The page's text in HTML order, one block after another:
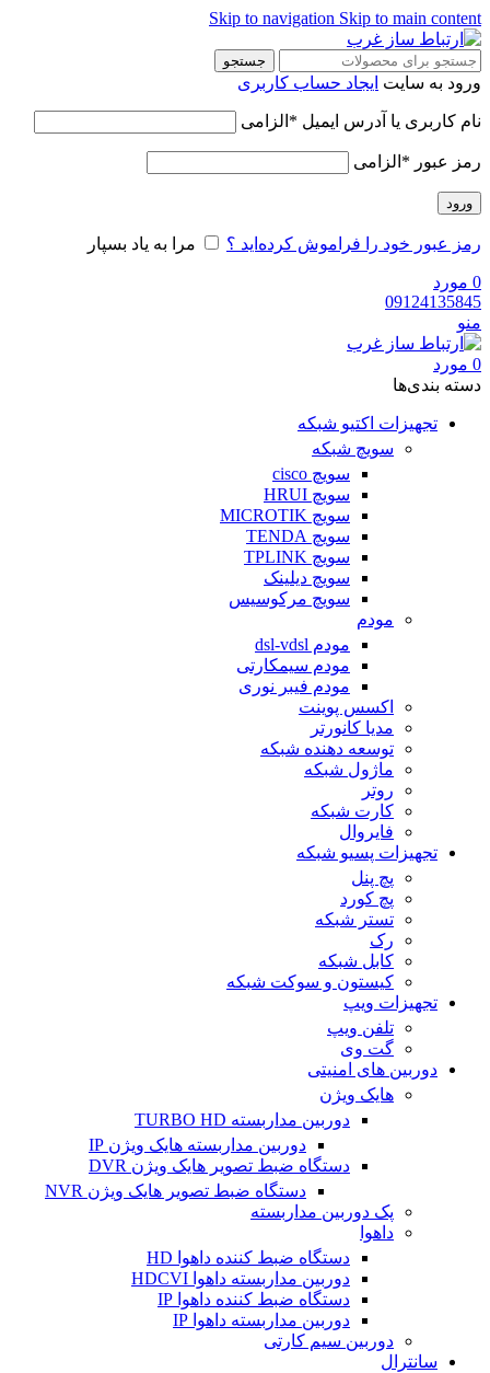
Skip to navigation Skip to main content
جستجو
ورود به سایت ایجاد حساب کاربری
نام کاربری یا آدرس ایمیل * الزامی
رمز عبور * الزامی
ورود
رمز عبور خود را فراموش کرده‌اید ؟ مرا به یاد بسپار
0 مورد
09124135845
منو
0 مورد
دسته‌ بندی‌ها
تجهیزات اکتیو شبکه
سویچ شبکه
سویچ cisco
سویچ HRUI
سویچ MICROTIK
سویچ TENDA
سویچ TPLINK
سویچ دیلینک
سویچ مرکوسیس
مودم
مودم dsl-vdsl
مودم سیمکارتی
مودم فیبر نوری
اکسس پوینت
مدیا کانورتر
توسعه دهنده شبکه
ماژول شبکه
روتر
کارت شبکه
فایروال
تجهیزات پسیو شبکه
پچ پنل
پچ کورد
تستر شبکه
رک
کابل شبکه
کیستون و سوکت شبکه
تجهیزات ویپ
تلفن ویپ
گت وی
دوربین های امنیتی
هایک ویژن
دوربین مداربسته TURBO HD
دوربین مداربسته هایک ویژن IP
دستگاه ضبط تصویر هایک ویژن DVR
دستگاه ضبط تصویر هایک ویژن NVR
پک دوربین مداربسته
داهوا
دستگاه ضبط کننده داهوا HD
دوربین مداربسته داهوا HDCVI
دستگاه ضبط کننده داهوا IP
دوربین مداربسته داهوا IP
دوربین سیم کارتی
سانترال